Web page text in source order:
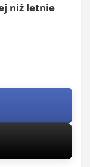
niż letnie